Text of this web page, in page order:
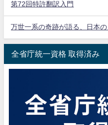
第72回特許翻訳入門
万世一系の奇跡が語る、日本
全省庁統一資格 取得済み